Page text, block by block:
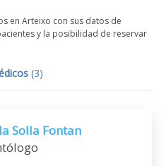
en Arteixo con sus datos de
y la posibilidad de reservar
(3)
Solla Fontan